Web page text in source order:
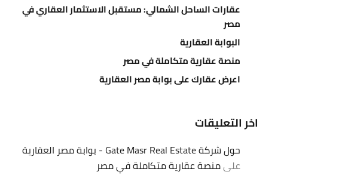
عقارات الساحل الشمالي: مستقبل الاستثمار العقاري في
مصر
البوابة العقارية
منصة عقارية متكاملة في مصر
اعرض عقارك على بوابة مصر العقارية
اخر التعليقات
حول شركة Gate Masr Real Estate - بوابة مصر العقارية
علىمنصة عقارية متكاملة في مصر